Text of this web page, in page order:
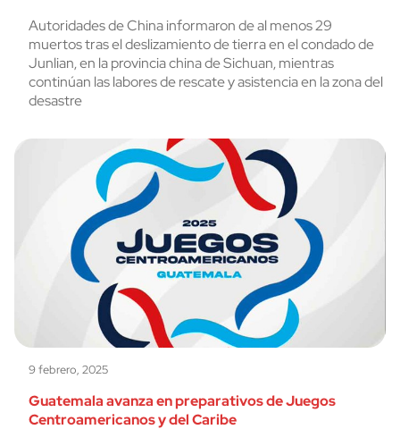
Autoridades de China informaron de al menos 29
muertos tras el deslizamiento de tierra en el condado de
Junlian, en la provincia china de Sichuan, mientras
continúan las labores de rescate y asistencia en la zona del
desastre
9 febrero, 2025
Guatemala avanza en preparativos de Juegos
Centroamericanos y del Caribe